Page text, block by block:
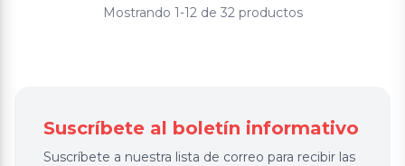
Mostrando 1-12 de 32 productos
Suscríbete al boletín informativo
Suscríbete a nuestra lista de correo para recibir las